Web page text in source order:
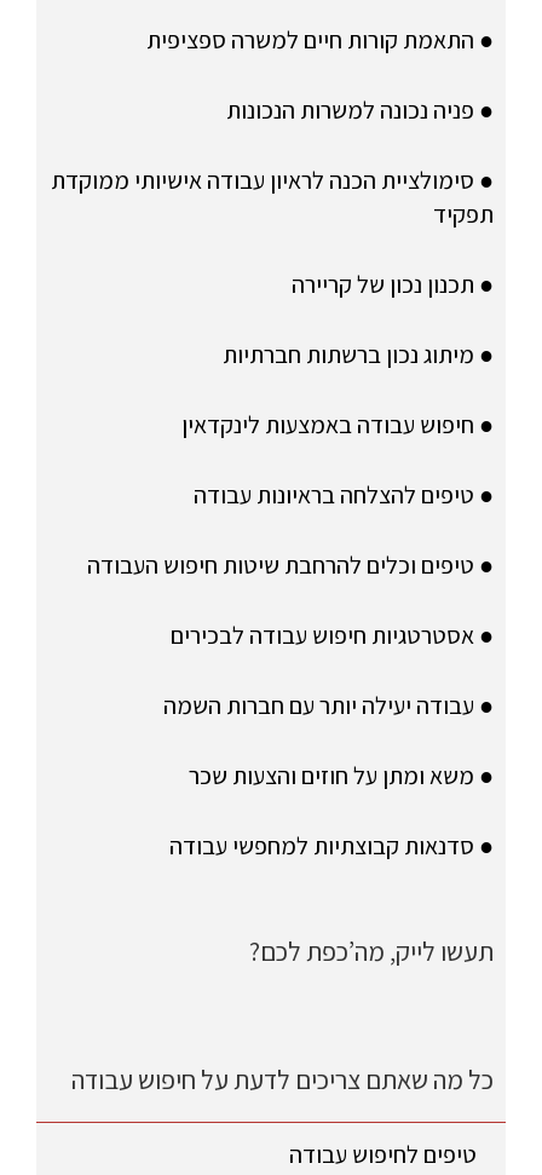
● התאמת קורות חיים למשרה ספציפית
● פניה נכונה למשרות הנכונות
● סימולציית הכנה לראיון עבודה אישיותי ממוקדת
תפקיד
● תכנון נכון של קריירה
● מיתוג נכון ברשתות חברתיות
● חיפוש עבודה באמצעות לינקדאין
● טיפים להצלחה בראיונות עבודה
● טיפים וכלים להרחבת שיטות חיפוש העבודה
● אסטרטגיות חיפוש עבודה לבכירים
● עבודה יעילה יותר עם חברות השמה
● משא ומתן על חוזים והצעות שכר
● סדנאות קבוצתיות למחפשי עבודה
תעשו לייק, מה’כפת לכם?
כל מה שאתם צריכים לדעת על חיפוש עבודה
טיפים לחיפוש עבודה